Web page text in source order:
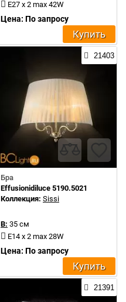
E27 x 2 max 42W
Цена: По запросу
Купить
21403
Бра
Effusionidiluce 5190.5021
Коллекция: Sissi
В: 35 см
E14 x 2 max 28W
Цена: По запросу
Купить
21391